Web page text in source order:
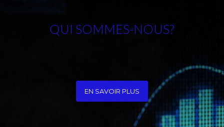
QUI SOMMES-NOUS?
EN SAVOIR PLUS